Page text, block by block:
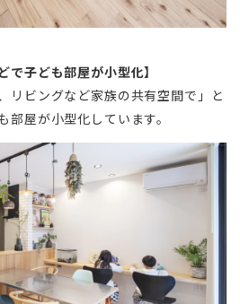
で子ども部屋が小型化】
リビングなど家族の共有空間で」と
屋が小型化しています。